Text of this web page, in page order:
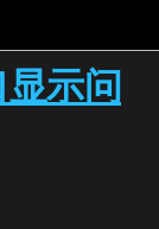
显示问